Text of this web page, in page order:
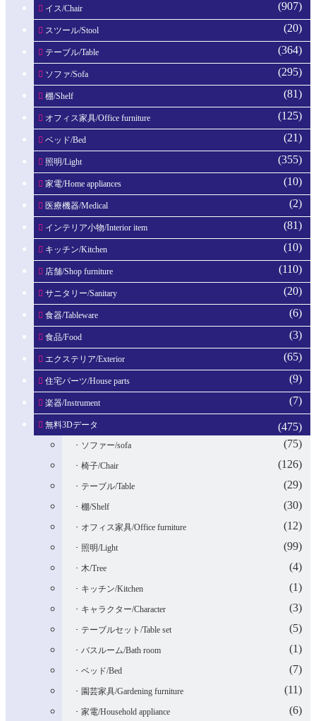
イス/Chair (907)
スツール/Stool (20)
テーブル/Table (364)
ソファ/Sofa (295)
棚/Shelf (81)
オフィス家具/Office furniture (125)
ベッド/Bed (21)
照明/Light (355)
家電/Home appliances (10)
医療機器/Medical (2)
インテリア小物/Interior item (81)
キッチン/Kitchen (10)
店舗/Shop furniture (110)
サニタリー/Sanitary (20)
食器/Tableware (6)
食品/Food (3)
エクステリア/Exterior (65)
住宅パーツ/House parts (9)
楽器/Instrument (7)
無料3Dデータ (475)
ソファー/sofa (75)
椅子/Chair (126)
テーブル/Table (29)
棚/Shelf (30)
オフィス家具/Office furniture (12)
照明/Light (99)
木/Tree (4)
キッチン/Kitchen (1)
キャラクター/Character (3)
テーブルセット/Table set (5)
バスルーム/Bath room (1)
ベッド/Bed (7)
園芸家具/Gardening furniture (11)
家電/Household appliance (6)